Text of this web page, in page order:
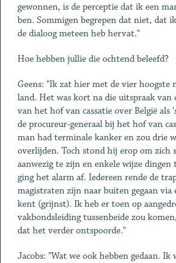
gewonnen, is de perceptie dat ik een
ben. Sommigen begrepen dat niet, dat
de dialoog meteen heb hervat."
Hoe hebben jullie die ochtend beleefd?
Geens: "Ik zat hier met de vier hoogste
land. Het was kort na die uitspraak van
van het hof van cassatie over België als
de procureur-generaal bij het hof van
man had terminale kanker en zou drie
overlijden. Toch stond hij erop om zich
aanwezig te zijn en enkele wijze dingen
ging het alarm af. Iedereen rende de
magistraten zijn naar buiten gegaan via
kent (grijnst). Ik heb er toen op
vakbondsleiding tussenbeide zou
dat het verder ontspoorde."
Jacobs: "Wat we ook hebben gedaan. Ik